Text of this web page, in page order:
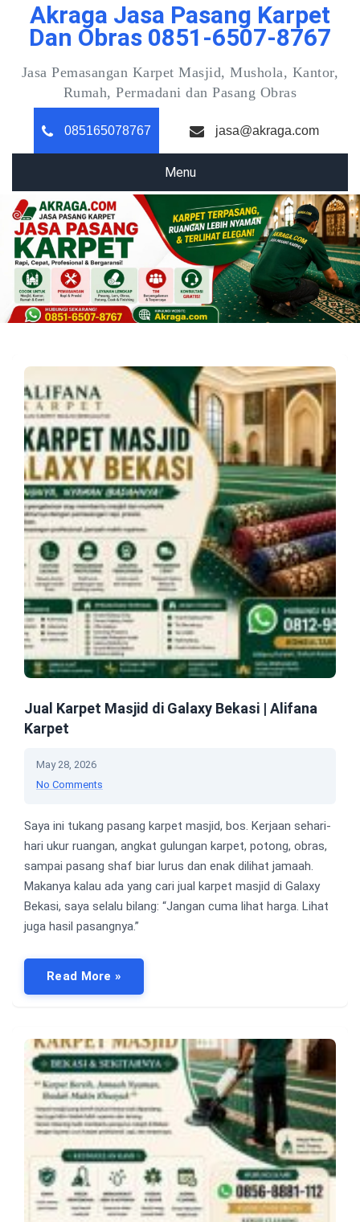
content
Akraga Jasa Pasang Karpet
Dan Obras 0851-6507-8767
Jasa Pemasangan Karpet Masjid, Mushola, Kantor,
Rumah, Permadani dan Pasang Obras
085165078767 jasa@akraga.com
Menu
Jual Karpet Masjid di Galaxy Bekasi | Alifana
Karpet
May 28, 2026
No Comments
Saya ini tukang pasang karpet masjid, bos. Kerjaan sehari-
hari ukur ruangan, angkat gulungan karpet, potong, obras,
sampai pasang shaf biar lurus dan enak dilihat jamaah.
Makanya kalau ada yang cari jual karpet masjid di Galaxy
Bekasi, saya selalu bilang: “Jangan cuma lihat harga. Lihat
juga hasil pasangnya.”
Read More »